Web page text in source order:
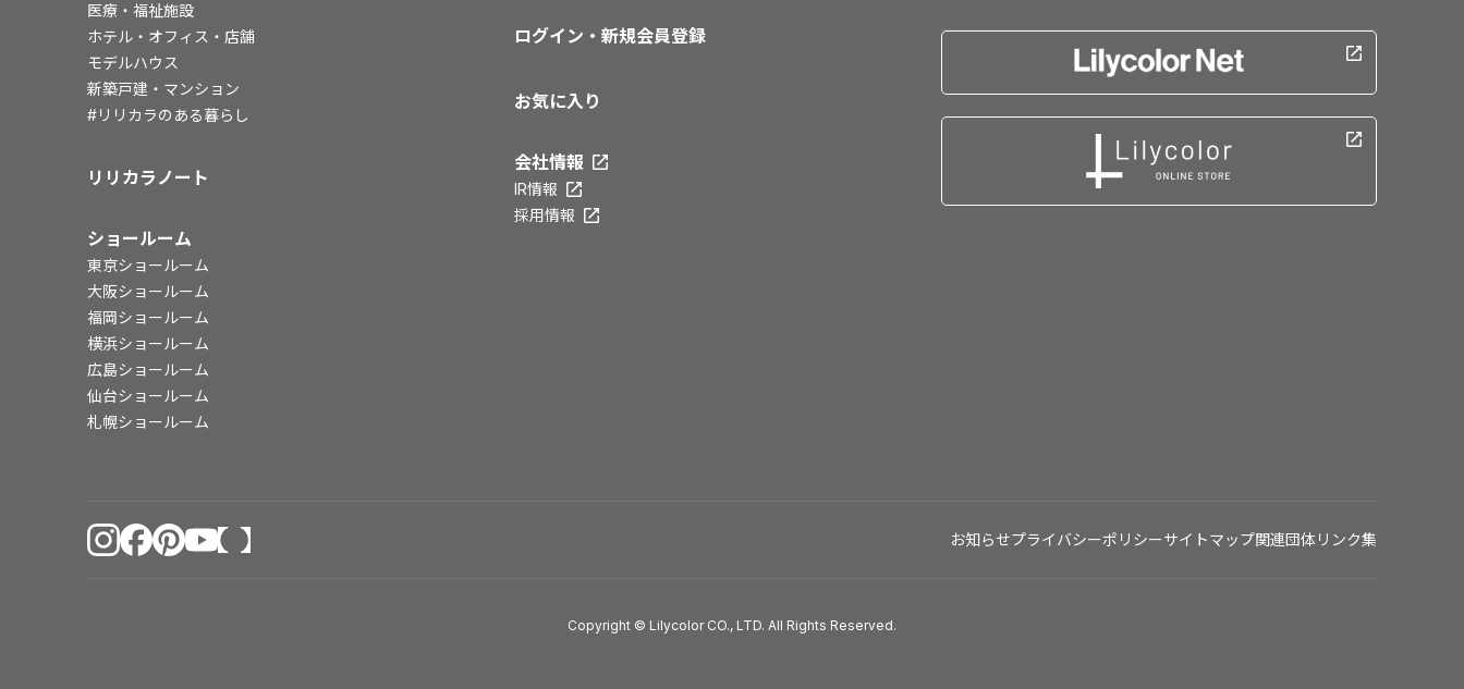
医療・福祉施設
ホテル・オフィス・店舗
モデルハウス
新築戸建・マンション
#リリカラのある暮らし
リリカラノート
ショールーム
東京ショールーム
大阪ショールーム
福岡ショールーム
横浜ショールーム
広島ショールーム
仙台ショールーム
札幌ショールーム
ログイン・新規会員登録
お気に入り
会社情報
IR情報
採用情報
お知らせプライバシーポリシーサイトマップ関連団体リンク集
Copyright © Lilycolor CO., LTD. All Rights Reserved.